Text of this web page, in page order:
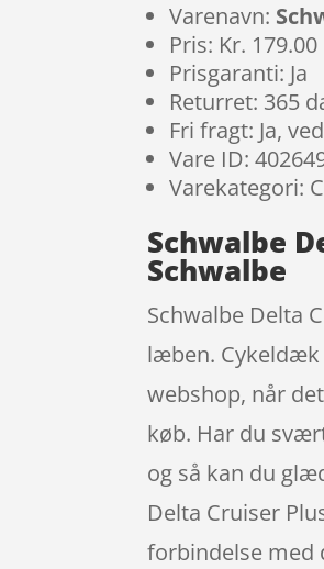
Varenavn:
Pris: Kr. 179.00
Prisgaranti: Ja
Returret: 365
Fri fragt: Ja,
Vare ID:
Varekategori:
Schwalbe
Schwalbe
Schwalbe Delta
læben. Cykeldæk
webshop, når
køb. Har du
og så kan du
Delta Cruiser
forbindelse med